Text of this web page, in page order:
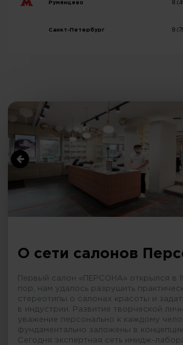
Румянцево 8
Санкт-Петербург 8
О сети салонов
Первый салон «ПЕРСОНА» открылся в
пор, нам удалось разрушить
стереотипы о салонах красоты и
в индустрии. Развитие творческой
уважение персонально к каждому
фундаментально заложены в
Сегодня экспертная сеть имидж-